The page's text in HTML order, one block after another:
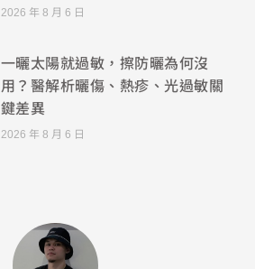
2026 年 8 月 6 日
一曬太陽就過敏，擦防曬為何沒
用？醫解析曬傷、熱疹、光過敏關
鍵差異
2026 年 8 月 6 日